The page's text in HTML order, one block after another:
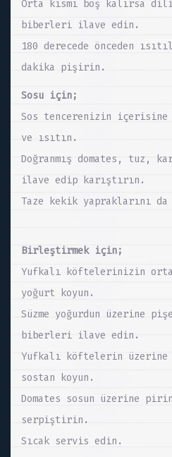
Orta kısmı boş kalırsa
biberleri ilave edin.
180 derecede önceden
dakika pişirin.
Sosu için;
Sos tencerenizin
ve ısıtın.
Doğranmış domates, tuz,
ilave edip karıştırın.
Taze kekik yapraklarını
Birleştirmek için;
Yufkalı köftelerinizin
yoğurt koyun.
Süzme yoğurdun üzerine
biberleri ilave edin.
Yufkalı köftelerin
sostan koyun.
Domates sosun üzerine
serpiştirin.
Sıcak servis edin.